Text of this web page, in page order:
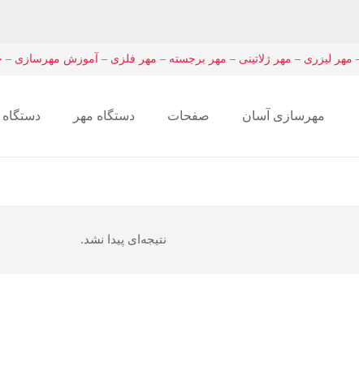
مهر لیزری – مهر ژلاتینی – مهر برجسته – مهر فلزی – آموزش مهرسازی –
مهرسازی آسان صفحات دستگاه مهر
نتیجه‌ای پیدا نشد.